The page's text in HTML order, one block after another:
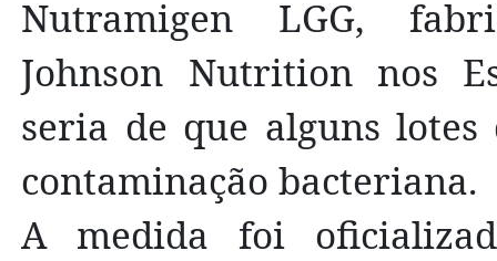
Nutramigen LGG,
Johnson Nutrition nos
seria de que alguns
contaminação bacteriana.
A medida foi